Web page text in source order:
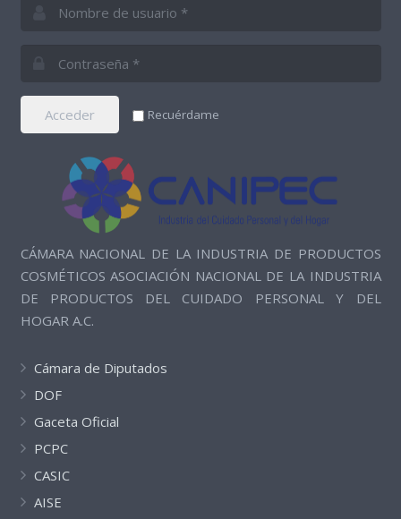
Acceder Recuérdame
CÁMARA NACIONAL DE LA INDUSTRIA DE PRODUCTOS
COSMÉTICOS ASOCIACIÓN NACIONAL DE LA INDUSTRIA
DE PRODUCTOS DEL CUIDADO PERSONAL Y DEL
HOGAR A.C.
Cámara de Diputados
DOF
Gaceta Oficial
PCPC
CASIC
AISE